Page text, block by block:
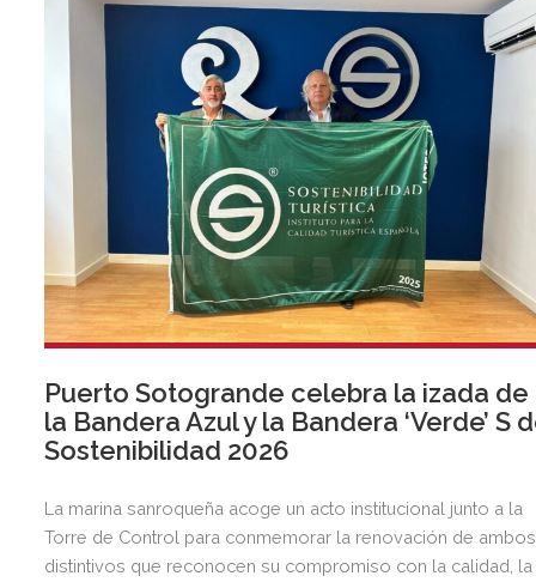
Puerto Sotogrande celebra la izada de
la Bandera Azul y la Bandera ‘Verde’ S
Sostenibilidad 2026
La marina sanroqueña acoge un acto institucional junto a la
Torre de Control para conmemorar la renovación de ambos
distintivos que reconocen su compromiso con la calidad, la